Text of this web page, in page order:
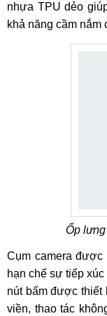
nhựa TPU dẻo
khả năng cầm nắm
Ốp
Cụm camera
hạn chế sự tiếp
nút bấm được thiết
viền, thao tác